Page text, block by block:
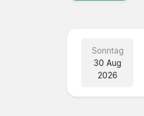
Sonntag
30 Aug
2026